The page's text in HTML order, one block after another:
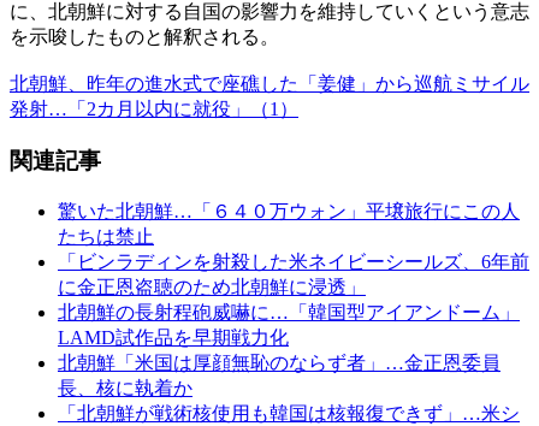
に、北朝鮮に対する自国の影響力を維持していくという意志
を示唆したものと解釈される。
北朝鮮、昨年の進水式で座礁した「姜健」から巡航ミサイル
発射…「2カ月以内に就役」（1）
関連記事
驚いた北朝鮮…「６４０万ウォン」平壌旅行にこの人
たちは禁止
「ビンラディンを射殺した米ネイビーシールズ、6年前
に金正恩盗聴のため北朝鮮に浸透」
北朝鮮の長射程砲威嚇に…「韓国型アイアンドーム」
LAMD試作品を早期戦力化
北朝鮮「米国は厚顔無恥のならず者」…金正恩委員
長、核に執着か
「北朝鮮が戦術核使用も韓国は核報復できず」…米シ